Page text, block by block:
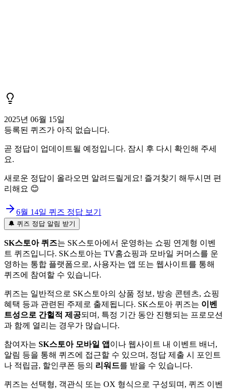
2025년 06월 15일
등록된 퀴즈가 아직 없습니다.
곧 정답이 업데이트될 예정입니다. 잠시 후 다시 확인해 주세
요.
새로운 정답이 올라오면 알려드릴게요! 즐겨찾기 해두시면 편
리해요 😊
6월 14일 퀴즈 정답 보기
🔔 퀴즈 정답 알림 받기
SK스토아 퀴즈는 SK스토아에서 운영하는 쇼핑 연계형 이벤
트 퀴즈입니다. SK스토아는 TV홈쇼핑과 모바일 커머스를 운
영하는 통합 플랫폼으로, 사용자는 앱 또는 웹사이트를 통해
퀴즈에 참여할 수 있습니다.
퀴즈는 일반적으로 SK스토아의 상품 정보, 방송 콘텐츠, 쇼핑
혜택 등과 관련된 주제로 출제됩니다. SK스토아 퀴즈는 이벤
트성으로 간헐적 제공되며, 특정 기간 동안 진행되는 프로모션
과 함께 열리는 경우가 많습니다.
참여자는 SK스토아 모바일 앱 이나 웹사이트 내 이벤트 배너,
알림 등을 통해 퀴즈에 접근할 수 있으며, 정답 제출 시 포인트
나 적립금, 할인쿠폰 등의 리워드를 받을 수 있습니다.
퀴즈는 선택형, 객관식 또는 OX 형식으로 구성되며, 퀴즈 이벤